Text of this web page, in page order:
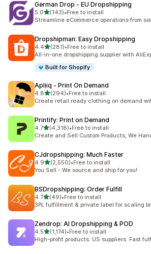
German Drop ‑ EU Dropshipping
5.0滿分 5 顆星
(143)
共有 143 則評價
•Free to install
Streamline eCommerce operations from
Dropshipman: Easy Dropshipping
4.4滿分 5 顆星
(281)
共有 281 則評價
•Free to install
All-in-one dropshipping supplier with
Built for Shopify
Apliiq ‑ Print On Demand
4.8滿分 5 顆星
(294)
共有 294 則評價
•Free to install
Create retail ready clothing on demand
Printify: Print on Demand
4.7滿分 5 顆星
(4,318)
共有 4318 則評價
•Free to install
Create and Sell Custom Products, We
CJdropshipping: Much Faster
4.9滿分 5 顆星
(2,550)
共有 2550 則評價
•Free to install
You Sell - We source and ship for you!
BSDropshipping: Order Fulfill
4.7滿分 5 顆星
(49)
共有 49 則評價
•Free to install
3PL fulfillment & private label for scaling
Zendrop: AI Dropshipping & POD
4.5滿分 5 顆星
(1,174)
共有 1174 則評價
•Free to install
High-profit products. US suppliers. Fast